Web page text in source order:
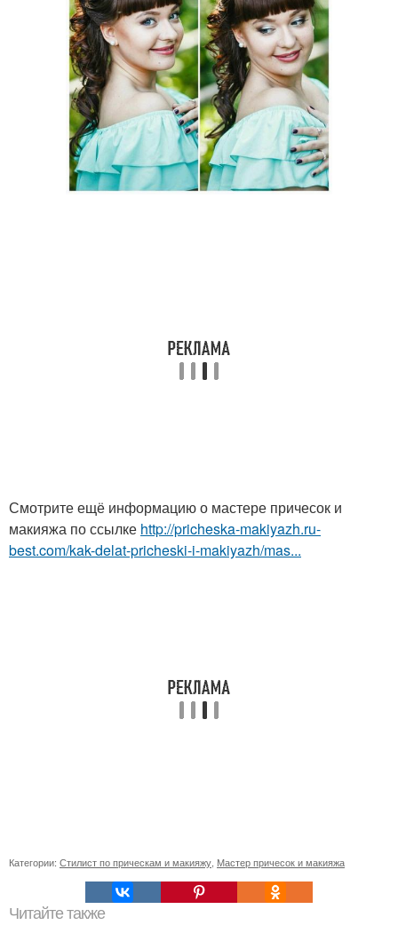
Смотрите ещё информацию о мастере причесок и
макияжа по ссылке http://pricheska-makiyazh.ru-
best.com/kak-delat-pricheski-i-makiyazh/mas...
Категории: Стилист по прическам и макияжу Мастер причесок и макияжа
Читайте также